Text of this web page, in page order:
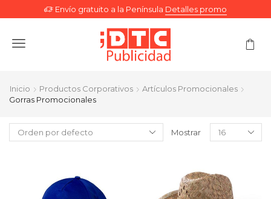
Envío gratuito a la Península Detalles promo
Menu
Inicio Productos Corporativos
Artículos Promocionales
Gorras Promocionales
Mostrar